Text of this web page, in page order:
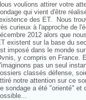
voulions attirer votre
qui vient d'être
des ET. Nous
curieux à l'approche de
2012 alors que
existent sur la base du
imposé dans le monde
y compris en France.
pas un seul
classés défense,
notre attention sur ce
sondage a été "orienté" et